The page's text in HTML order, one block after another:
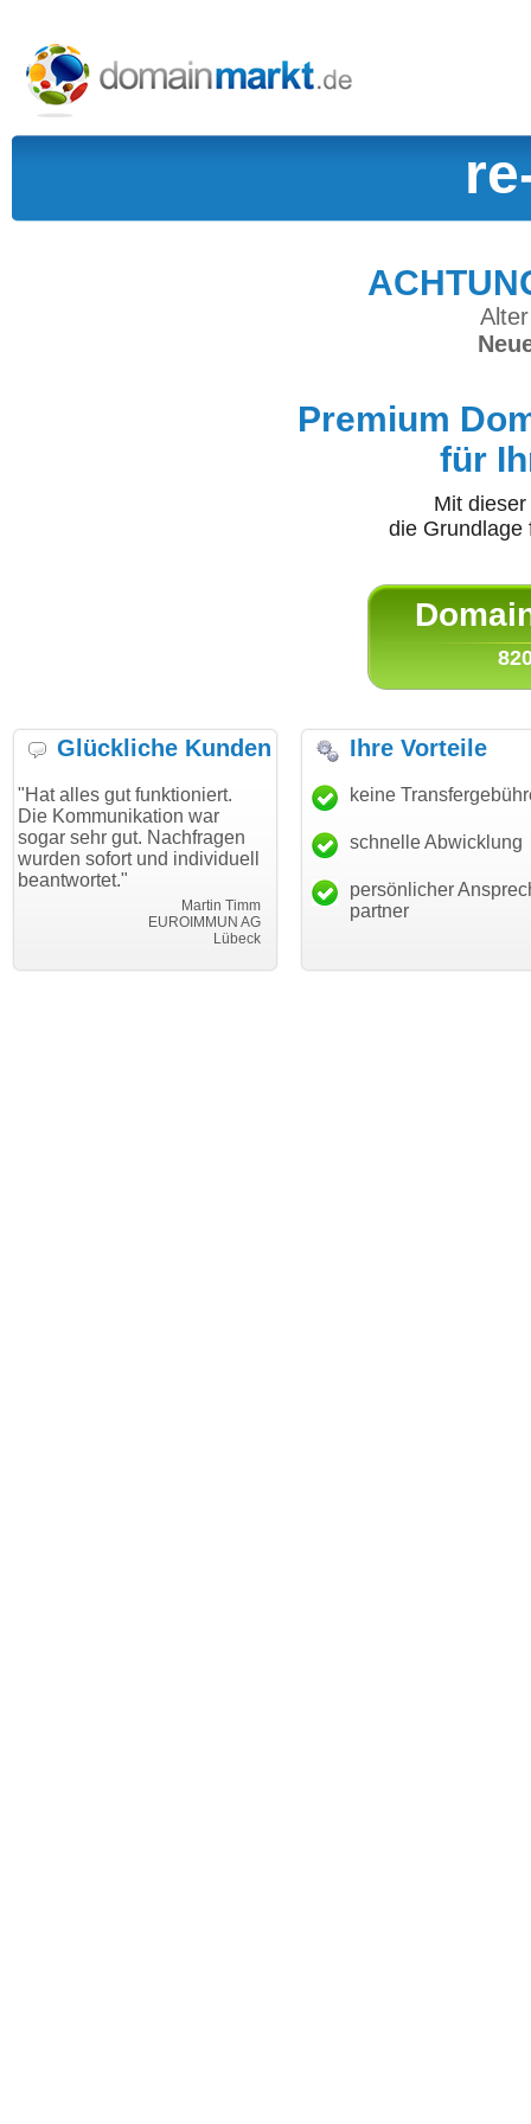
Premium
für
Mit
die
Glückliche Kunden
gut funktioniert.
war
gut. Nachfragen
und individuell
EUROIMMUN AG
"Danke für den schnellen
Transfer und guten Service!"
Thomas Schäfer
i can eckert communication GmbH
"Ich bin
haben.
mein
Ihre Vorteile
keine
schnelle Abwicklung
persönlicher
partner